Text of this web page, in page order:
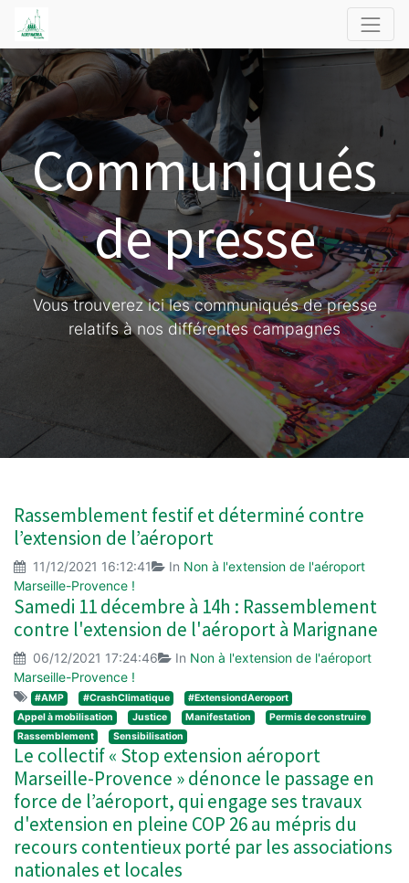
Communiqués
de presse
Vous trouverez ici les communiqués de presse
relatifs à nos différentes campagnes
Rassemblement festif et déterminé contre
l’extension de l’aéroport
11/12/2021 16:12:41 In Non à l'extension de l'aéroport
Marseille-Provence !
Samedi 11 décembre à 14h : Rassemblement
contre l'extension de l'aéroport à Marignane
06/12/2021 17:24:46 In Non à l'extension de l'aéroport
Marseille-Provence !
#AMP #CrashClimatique
#ExtensiondAeroport
Appel à mobilisation
Justice Manifestation
Permis de construire
Rassemblement
Sensibilisation
Le collectif « Stop extension aéroport
Marseille-Provence » dénonce le passage en
force de l’aéroport, qui engage ses travaux
d'extension en pleine COP 26 au mépris du
recours contentieux porté par les associations
nationales et locales